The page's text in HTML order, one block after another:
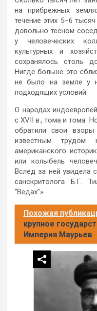
на прибрежных
течение этих 5–6
довольно тесном
у человеческих
культурных и
сохранялось столь
Нигде больше это
не было на земле у
подходящих условий.
О народах
с XVII в., тома и тома.
обратили свои
известным
американского
или колыбель
Вслед за ней увидела
санскритолога Б.Г.
“Ведах”».
Похожая
крупное
Империя Маурьев